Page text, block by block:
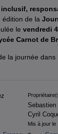
édition de la
le vendredi
Carnot de
la journée
Sebastien
Cyril
Mis à jour le :